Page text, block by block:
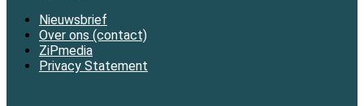
Nieuwsbrief
Over ons (contact)
ZiPmedia
Privacy Statement